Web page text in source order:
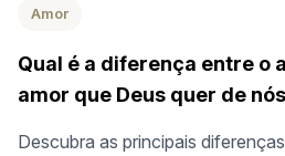
Amor
Qual é a diferença entre o
amor que Deus quer de
Descubra as principais